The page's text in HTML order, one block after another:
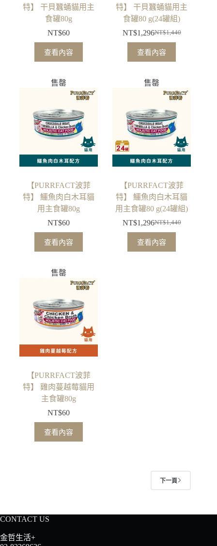
特】 干貝蠶蛹貓用主
食罐80g
NT$60
查看內容
特】 干貝蠶蛹貓用主
食罐80 g(24罐組)
NT$1,440
始
價
NT$1,440。
NT$1,296
前
價
NT$1,296。
查看內容
售罄
【PURRFACT波菲
特】 鱷魚肉白木耳貓
用主食罐80g
NT$60
查看內容
售罄
【PURRFACT波菲
特】 鱷魚肉白木耳貓
用主食罐80 g(24罐組)
NT$1,440
始
價
NT$1,296
前
價
查看內容
售罄
【PURRFACT波菲
特】 雞肉蔓越莓貓用
主食罐80g
NT$60
查看內容
下一頁
CONTACT US
金哲生活+